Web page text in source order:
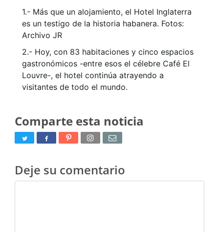
1.- Más que un alojamiento, el Hotel Inglaterra
es un testigo de la historia habanera. Fotos:
Archivo JR
2.- Hoy, con 83 habitaciones y cinco espacios
gastronómicos -entre esos el célebre Café El
Louvre-, el hotel continúa atrayendo a
visitantes de todo el mundo.
Comparte esta noticia
Deje su comentario